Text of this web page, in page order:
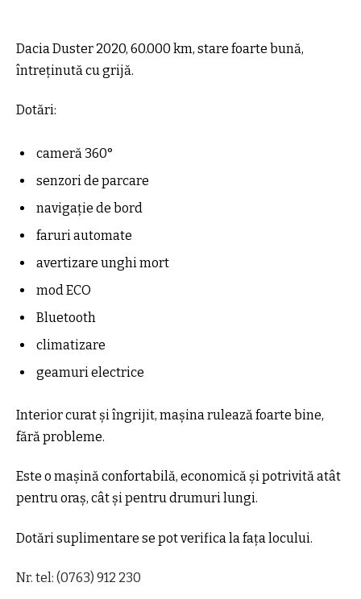
Dacia Duster 2020, 60.000 km, stare foarte bună,
întreținută cu grijă.
Dotări:
cameră 360°
senzori de parcare
navigație de bord
faruri automate
avertizare unghi mort
mod ECO
Bluetooth
climatizare
geamuri electrice
Interior curat și îngrijit, mașina rulează foarte bine,
fără probleme.
Este o mașină confortabilă, economică și potrivită atât
pentru oraș, cât și pentru drumuri lungi.
Dotări suplimentare se pot verifica la fața locului.
Nr. tel: (0763) 912 230